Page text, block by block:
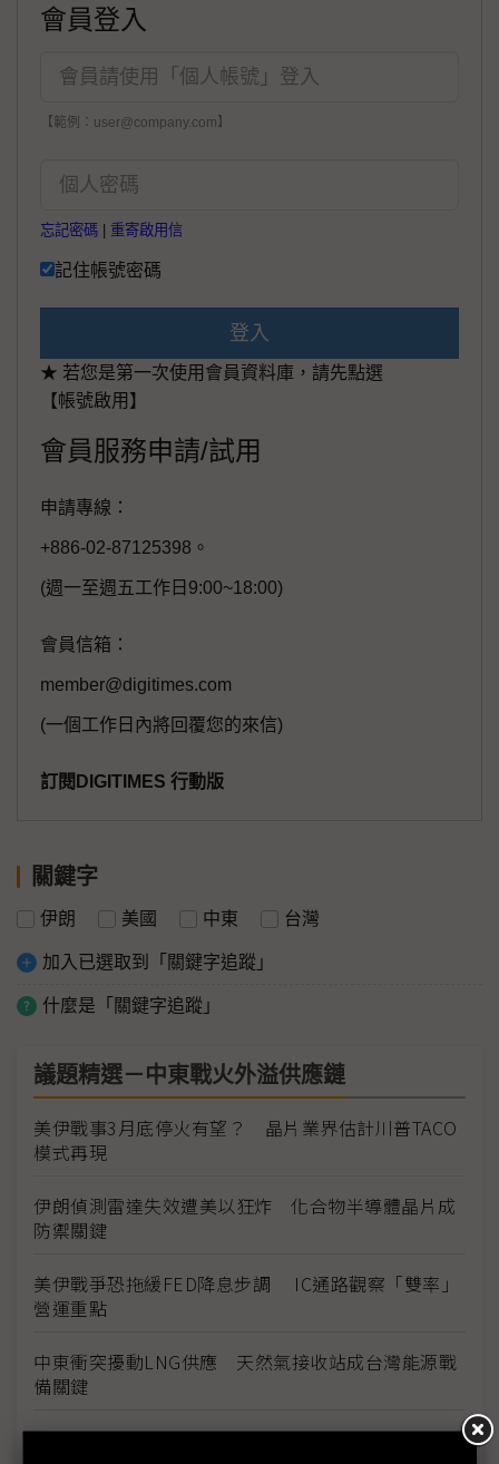
會員登入
【範例：user@company.com】
忘記密碼 重寄啟用信
記住帳號密碼
登入
★ 若您是第一次使用會員資料庫，請先點選
【帳號啟用】
會員服務申請/試用
申請專線：
+886-02-87125398。
(週一至週五工作日9:00~18:00)
會員信箱：
member@digitimes.com
(一個工作日內將回覆您的來信)
訂閱DIGITIMES 行動版
關鍵字
伊朗 美國 中東 台灣
加入已選取到「關鍵字追蹤」
什麼是「關鍵字追蹤」
議題精選－中東戰火外溢供應鏈
美伊戰事3月底停火有望？ 晶片業界估計川普TACO
模式再現
伊朗偵測雷達失效遭美以狂炸 化合物半導體晶片成
防禦關鍵
美伊戰爭恐拖緩FED降息步調 IC通路觀察「雙率」
營運重點
中東衝突擾動LNG供應 天然氣接收站成台灣能源戰
備關鍵
美軍部署AI無人機Merops 反制伊朗廉價自殺式無人